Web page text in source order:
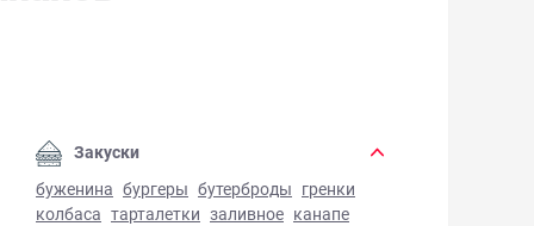
конфеты из фиников и бананов - фото готового
Закуски
буженина бургеры бутерброды гренки
колбаса тарталетки заливное канапе